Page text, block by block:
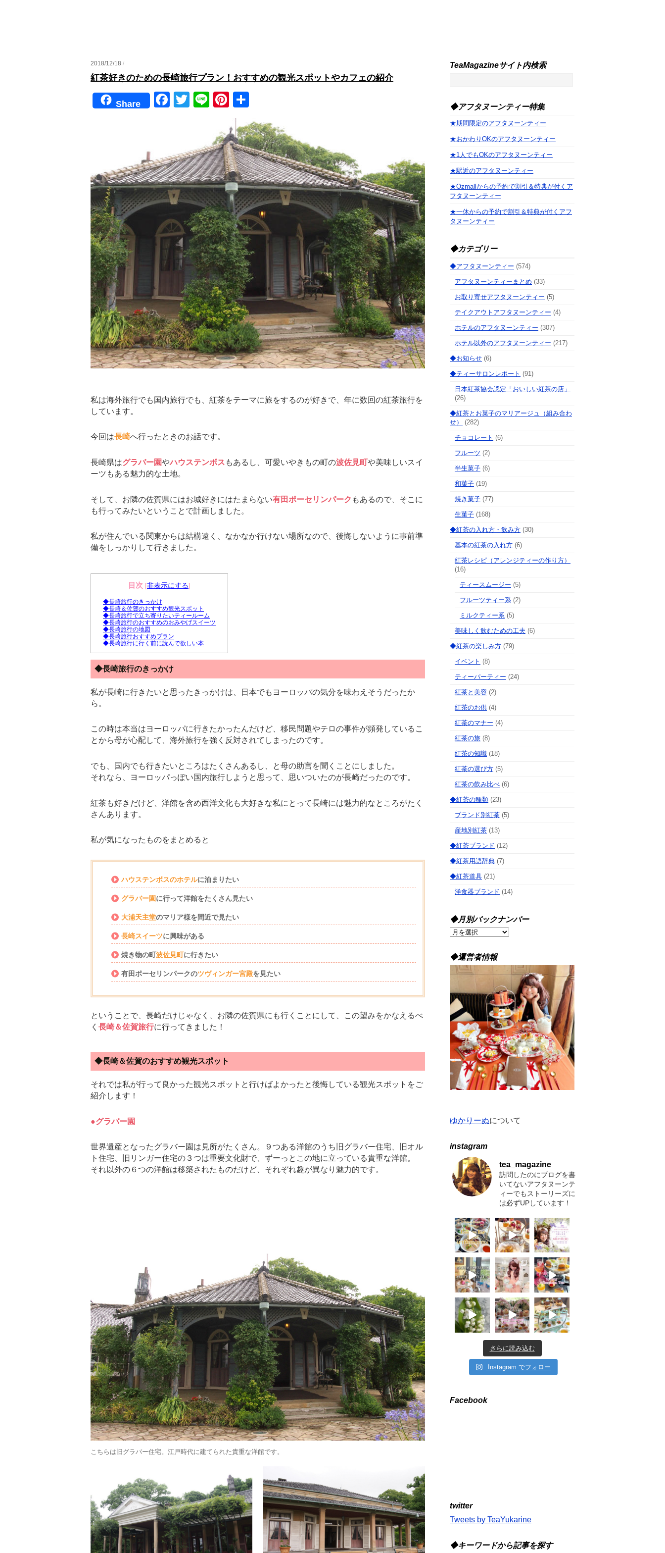
2018/12/18 /
紅茶好きのための長崎旅行プラン！おすすめの観光スポットやカフェの紹介
Share
F
b
o
o
k
T
er
Li
Pi
nt
er
e
st
私は海外旅行でも国内旅行でも、紅茶をテーマに旅をするのが好きで、年に数回の紅茶旅行を
しています。
今回は長崎へ行ったときのお話です。
長崎県はグラバー園やハウステンボス もあるし、可愛いやきもの町の波佐見町や美味しいスイ
ーツもある魅力的な土地。
そして、お隣の佐賀県にはお城好きにはたまらない有田ポーセリンパーク もあるので、そこに
も行ってみたいということで計画しました。
私が住んでいる関東からは結構遠く、なかなか行けない場所なので、後悔しないように事前準
備をしっかりして行きました。
目次 [非表示にする]
◆長崎旅行のきっかけ
◆長崎＆佐賀のおすすめ観光スポット
◆長崎旅行で立ち寄りたいティールーム
◆長崎旅行のおすすめのおみやげスイーツ
◆長崎旅行の地図
◆長崎旅行おすすめプラン
◆長崎旅行に行く前に読んで欲しい本
◆長崎旅行のきっかけ
私が長崎に行きたいと思ったきっかけは、日本でもヨーロッパの気分を味わえそうだったか
ら。
この時は本当はヨーロッパに行きたかったんだけど、移民問題やテロの事件が頻発しているこ
とから母が心配して、海外旅行を強く反対されてしまったのです。
でも、国内でも行きたいところはたくさんあるし、と母の助言を聞くことにしました。
それなら、ヨーロッパっぽい国内旅行しようと思って、思いついたのが長崎だったのです。
紅茶も好きだけど、洋館を含め西洋文化も大好きな私にとって長崎には魅力的なところがたく
さんあります。
私が気になったものをまとめると
ハウステンボスのホテルに泊まりたい
グラバー園に行って洋館をたくさん見たい
大浦天主堂のマリア様を間近で見たい
長崎スイーツに興味がある
焼き物の町波佐見町に行きたい
有田ポーセリンパークのツヴィンガー宮殿を見たい
ということで、長崎だけじゃなく、お隣の佐賀県にも行くことにして、この望みをかなえるべ
く 長崎＆佐賀旅行に行ってきました！
◆長崎＆佐賀のおすすめ観光スポット
それでは私が行って良かった観光スポットと行けばよかったと後悔している観光スポットをご
紹介します！
●グラバー園
世界遺産となったグラバー園は見所がたくさん。９つある洋館のうち旧グラバー住宅、旧オル
ト住宅、旧リンガー住宅の３つは重要文化財で、ずーっとこの地に立っている貴重な洋館。
それ以外の６つの洋館は移築されたものだけど、それぞれ趣が異なり魅力的です。
こちらは旧グラバー住宅。江戸時代に建てられた貴重な洋館です。
TeaMagazineサイト内検索
◆アフタヌーンティー特集
★期間限定のアフタヌーンティー
★おかわりOKのアフタヌーンティー
★1人でもOKのアフタヌーンティー
★駅近のアフタヌーンティー
★Ozmallからの予約で割引＆特典が付くア
フタヌーンティー
★一休からの予約で割引＆特典が付くアフ
タヌーンティー
◆カテゴリー
◆アフタヌーンティー (574)
アフタヌーンティーまとめ (33)
お取り寄せアフタヌーンティー (5)
テイクアウトアフタヌーンティー (4)
ホテルのアフタヌーンティー (307)
ホテル以外のアフタヌーンティー (217)
◆お知らせ (6)
◆ティーサロンレポート (91)
日本紅茶協会認定「おいしい紅茶の店」
(26)
◆紅茶とお菓子のマリアージュ（組み合わ
せ）
(282)
チョコレート (6)
フルーツ (2)
半生菓子 (6)
和菓子 (19)
焼き菓子 (77)
生菓子 (168)
◆紅茶の入れ方・飲み方 (30)
基本の紅茶の入れ方 (6)
紅茶レシピ（アレンジティーの作り方）
(16)
ティースムージー (5)
フルーツティー系 (2)
ミルクティー系 (5)
美味しく飲むための工夫 (6)
◆紅茶の楽しみ方 (79)
イベント (8)
ティーパーティー (24)
紅茶と美容 (2)
紅茶のお供 (4)
紅茶のマナー (4)
紅茶の旅 (8)
紅茶の知識 (18)
紅茶の選び方 (5)
紅茶の飲み比べ (6)
◆紅茶の種類 (23)
ブランド別紅茶 (5)
産地別紅茶 (13)
◆紅茶ブランド (12)
◆紅茶用語辞典 (7)
◆紅茶道具 (21)
洋食器ブランド (14)
◆月別バックナンバー
◆
別
バ
ッ
ン
バ
ー
◆運営者情報
ゆかりーぬについて
instagram
tea_magazine
訪問したのにブログを書
いてないアフタヌーンテ
ィーでもストーリーズに
は必ずUPしています！
さらに読み込む
Instagram でフォロー
Facebook
twitter
Tweets by TeaYukarine
◆キーワードから記事を探す